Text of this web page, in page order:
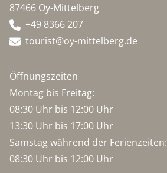
87466 Oy-Mittelberg
+49 8366 207
tourist@oy-mittelberg.de
Öffnungszeiten
Montag bis Freitag:
08:30 Uhr bis 12:00 Uhr
13:30 Uhr bis 17:00 Uhr
Samstag während der Ferienzeiten:
08:30 Uhr bis 12:00 Uhr